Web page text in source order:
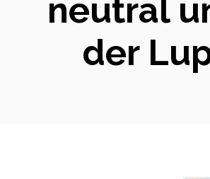
neutral
der